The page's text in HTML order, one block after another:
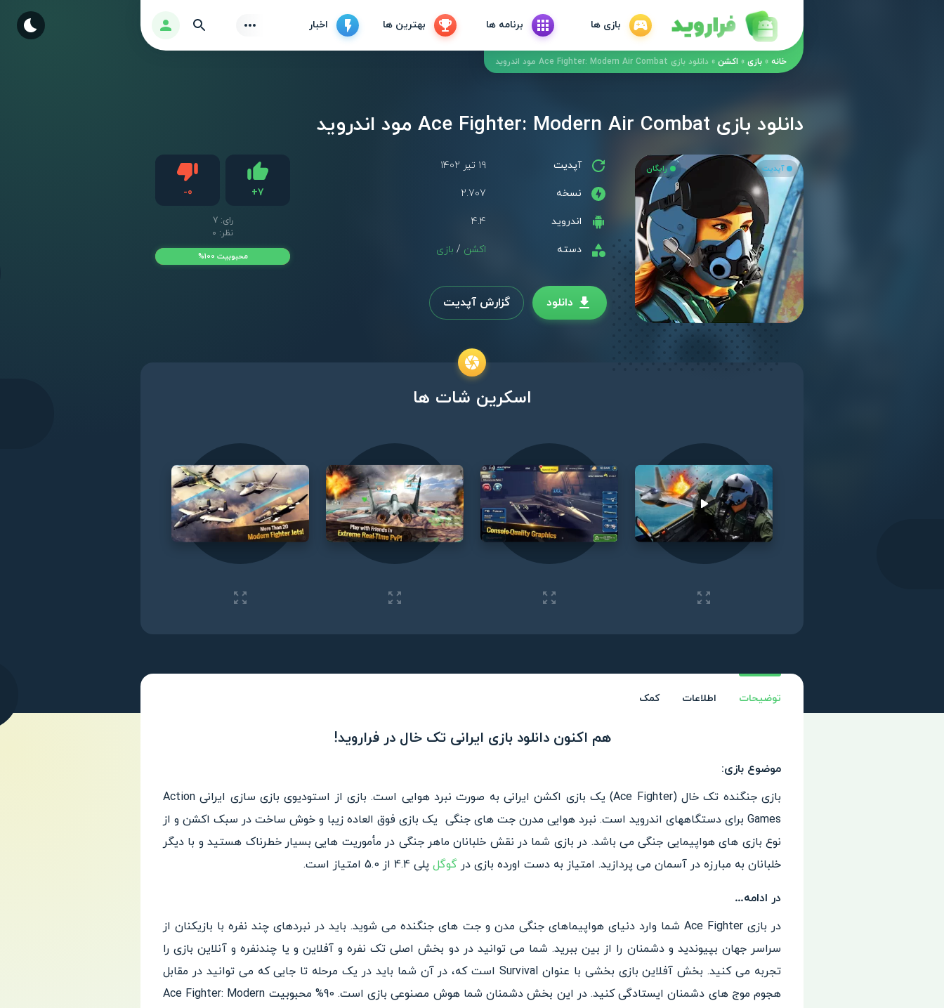
بازی ها برنامه ها بهترین ها اخبار ورود Find
خانه » بازی » اکشن » دانلود بازی Ace Fighter: Modern Air Combat مود اندروید
دانلود بازی Ace Fighter: Modern Air Combat مود اندروید
آپدیت رایگان آپدیت ۱۹ تیر ۱۴۰۲
نسخه 2.707
اندروید 4.4
دسته اکشن / بازی
+7
لایک
-0دیس لایک
رای:7
نظر: 0
محبوبیت 100%
دانلود گزارش آپدیت
اسکرین شات ها
Play video
توضیحات اطلاعات کمک
هم اکنون دانلود بازی ایرانی تک خال در فراروید!
موضوع بازی:
بازی جنگنده تک خال (Ace Fighter) یک بازی اکشن ایرانی به صورت نبرد هوایی است. بازی از استودیوی بازی سازی ایرانی Action
Games برای دستگاههای اندروید است. نبرد هوایی مدرن جت های جنگی یک بازی فوق العاده زیبا و خوش ساخت در سبک اکشن و از
نوع بازی های هواپیمایی جنگی می باشد. در بازی شما در نقش خلبانان ماهر جنگی در مأموریت هایی بسیار خطرناک هستید و با دیگر
خلبانان به مبارزه در آسمان می پردازید. امتیاز به دست اورده بازی در گوگل پلی 4.4 از 5.0 امتیاز است.
در ادامه…
در بازی Ace Fighter شما وارد دنیای هواپیماهای جنگی مدن و جت های جنگنده می شوید. باید در نبردهای چند نفره با بازیکنان از
سراسر جهان بپیوندید و دشمنان را از بین ببرید. شما می توانید در دو بخش اصلی تک نفره و آفلاین و یا چندنفره و آنلاین بازی را
تجربه می کنید. بخش آفلاین بازی بخشی با عنوان Survival است که، در آن شما باید در یک مرحله تا جایی که می توانید در مقابل
هجوم موج های دشمنان ایستادگی کنید. در این بخش دشمنان شما هوش مصنوعی بازی است. 90% محبوبیت Ace Fighter: Modern